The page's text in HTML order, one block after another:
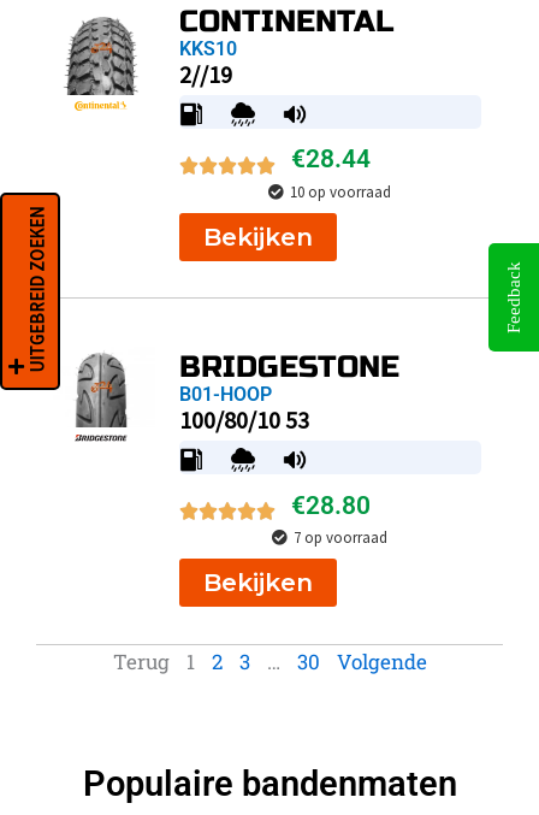
CONTINENTAL
KKS10
2//19
€28.44
10 op voorraad
Bekijken
BRIDGESTONE
B01-HOOP
100/80/10 53
€28.80
7 op voorraad
Bekijken
Terug 1 2 3 … 30 Volgende
Populaire bandenmaten
UITGEBREID ZOEKEN Feedback